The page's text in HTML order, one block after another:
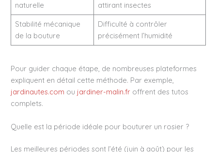
naturelle
attirant insectes
Stabilité mécanique
de la bouture
Difficulté à contrôler
précisément l’humidité
Pour guider chaque étape, de nombreuses plateformes
expliquent en détail cette méthode. Par exemple,
jardinautes.com ou jardiner-malin.fr offrent des tutos
complets.
Quelle est la période idéale pour bouturer un rosier ?
Les meilleures périodes sont l’été (juin à août) pour les